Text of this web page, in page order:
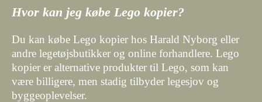
Hvor kan jeg købe Lego kopier?
Du kan købe Lego kopier hos Harald Nyborg eller
andre legetøjsbutikker og online forhandlere. Lego
kopier er alternative produkter til Lego, som kan
være billigere, men stadig tilbyder legesjov og
byggeoplevelser.